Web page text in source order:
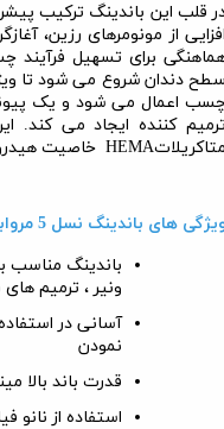
قلب این باندینگ ترکیب
از مونومرهای رزین،
برای تسهیل فرآیند
دندان شروع می شود تا
اعمال می شود و یک
کننده ایجاد می کند.
HEMA خاصیت
های باندینگ نسل 5 مروابن
باندینگ مناسب
ونیر ، ترمیم
آسانی در
نمودن
قدرت باند بالا
استفاده از